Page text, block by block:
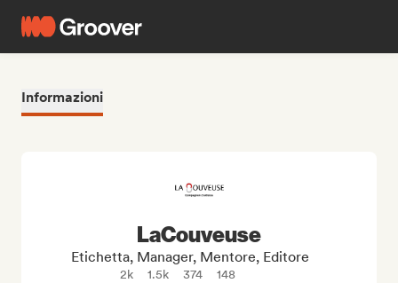
Informazioni
LaCouveuse
Etichetta, Manager, Mentore, Editore
2k 1.5k 374 148